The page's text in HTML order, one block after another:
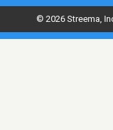
© 2026 Streema,